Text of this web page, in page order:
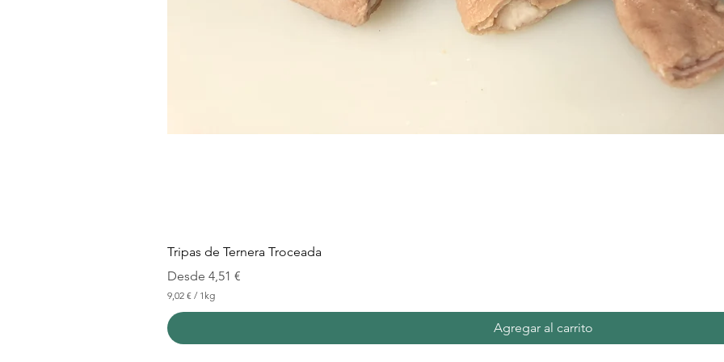
Tripas de Ternera Troceada
Desde 4,51 €
Precio de oferta
9,02 € / 1kg
,
0
Agregar al carrito